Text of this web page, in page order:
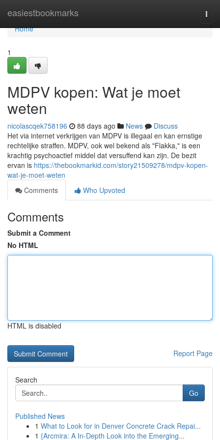
easiestbookmarks
Home
Home
1
MDPV kopen: Wat je moet
weten
nicolascqek758196 88 days ago News
Discuss
Het via internet verkrijgen van MDPV is illegaal en kan ernstige
rechtelijke straffen. MDPV, ook wel bekend als "Flakka," is een
krachtig psychoactief middel dat versuffend kan zijn. De bezit
ervan is https://thebookmarkid.com/story21509278/mdpv-kopen-
wat-je-moet-weten
Comments
Who Upvoted
Comments
Submit a Comment
No HTML
HTML is disabled
Report Page
Search
Go
Published News
1 What to Look for in Denver Concrete Crack Repai...
1 {Arcmira: A In-Depth Look into the Emerging...